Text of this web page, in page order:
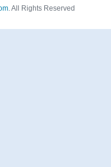
. All Rights Reserved